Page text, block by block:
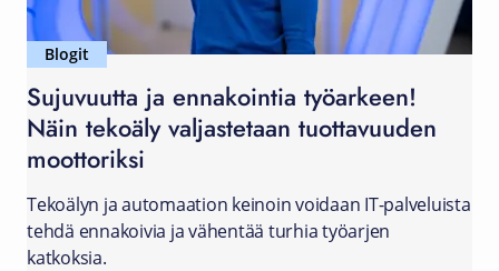
Blogit
Sujuvuutta ja ennakointia työarkeen!
Näin tekoäly valjastetaan tuottavuuden
moottoriksi
Tekoälyn ja automaation keinoin voidaan IT-palveluista
tehdä ennakoivia ja vähentää turhia työarjen
katkoksia.